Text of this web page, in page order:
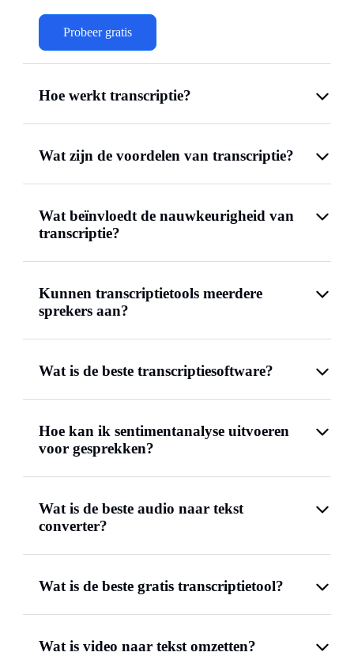
Probeer gratis
Hoe werkt transcriptie?
Wat zijn de voordelen van transcriptie?
Wat beïnvloedt de nauwkeurigheid van
transcriptie?
Kunnen transcriptietools meerdere
sprekers aan?
Wat is de beste transcriptiesoftware?
Hoe kan ik sentimentanalyse uitvoeren
voor gesprekken?
Wat is de beste audio naar tekst
converter?
Wat is de beste gratis transcriptietool?
Wat is video naar tekst omzetten?